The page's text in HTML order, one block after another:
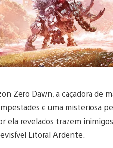
Zero Dawn, a caçadora de
e uma misteriosa
ela revelados trazem
Litoral Ardente.